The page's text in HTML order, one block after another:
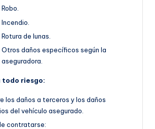
Robo.
Incendio.
Rotura de lunas.
Otros daños específicos según la
aseguradora.
todo riesgo:
los daños a terceros y los daños
del vehículo asegurado.
contratarse: